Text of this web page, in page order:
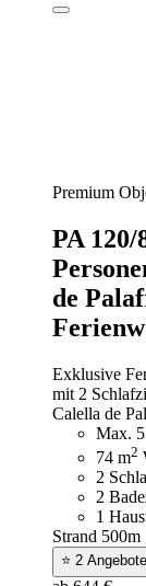
Premium
PA
de
Exklusive
mit 2
Calella de
Max.
74 m2
2
2
1
Strand 500m
⭐ 2 Angebote